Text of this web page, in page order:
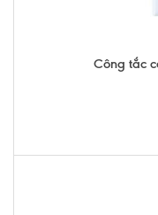
Công tắc